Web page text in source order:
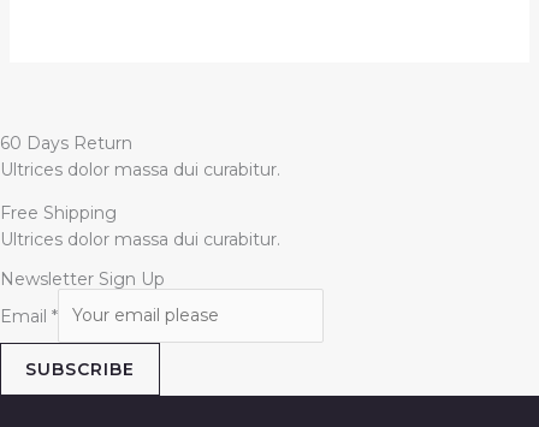
60 Days Return
Ultrices dolor massa dui curabitur.
Free Shipping
Ultrices dolor massa dui curabitur.
Newsletter Sign Up
Email *
SUBSCRIBE